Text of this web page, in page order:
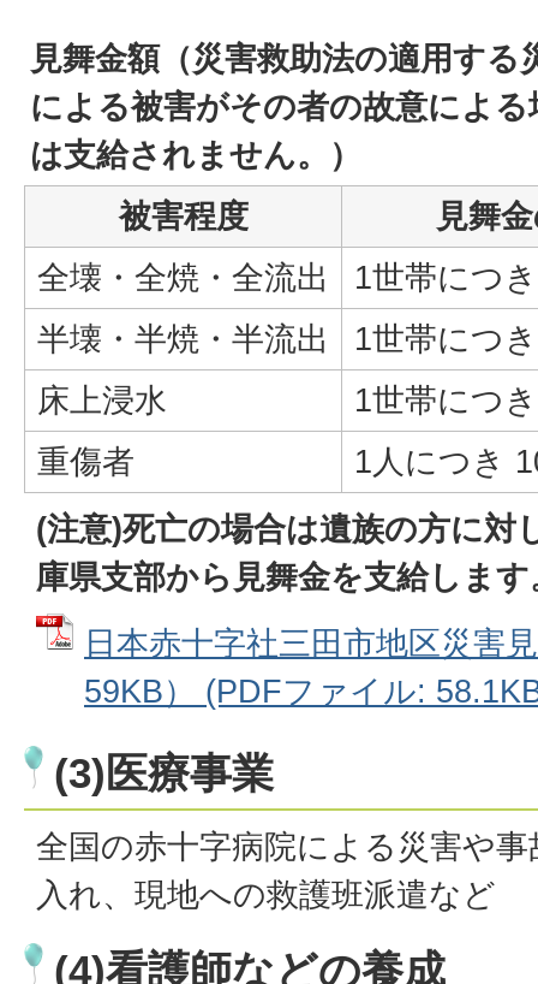
見舞金額（災害救助法の適用する
による被害がその者の故意による
は支給されません。）
被害程度
見舞
全壊・全焼・全流出
1世帯につ
半壊・半焼・半流出
1世帯につ
床上浸水
1世帯につ
重傷者
1人につき
(注意)死亡の場合は遺族の方に対
庫県支部から見舞金を支給します
日本赤十字社三田市地区災害
59KB） (PDFファイル:
(3)医療事業
全国の赤十字病院による災害や
入れ、現地への救護班派遣など
(4)看護師などの養成